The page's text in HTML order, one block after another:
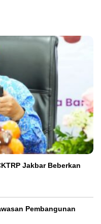
Jakbar Beberkan
Pembangunan